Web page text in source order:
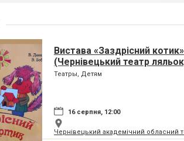
Вистава «Заздрісний котик»
(Чернівецький театр
Театры, Детям
16 серпня, 12:00
Чернівецький академічний обласний